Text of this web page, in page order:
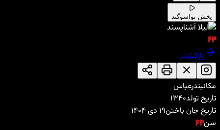
پخش نوا سوگند
۶۴
بازگشت
مکانبندرعباس
تاریخ تولد۱۳۴۰
تاریخ جان باختن۱۹ دی ۱۴۰۴
سن۶۴